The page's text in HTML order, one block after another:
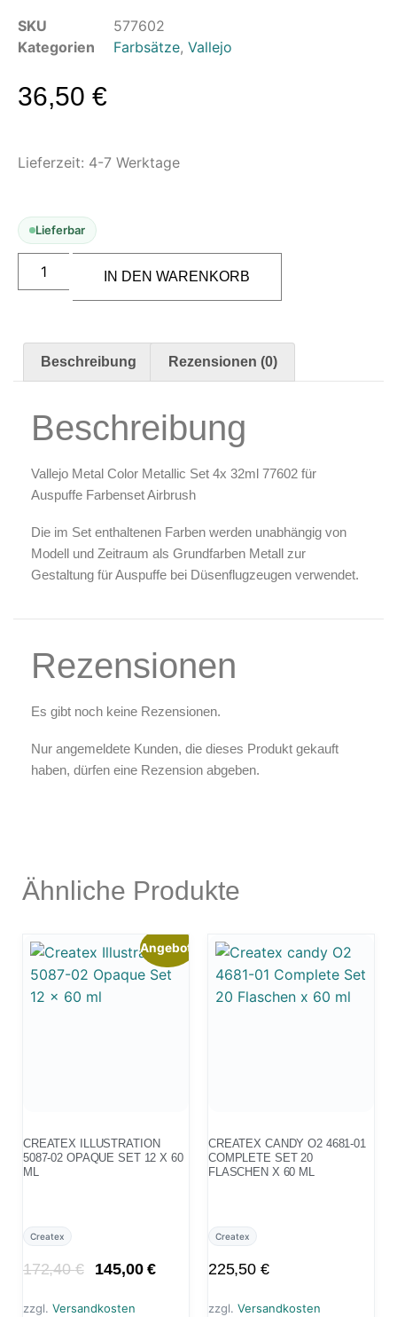
Pinsel & Stifte
Radierer & Schneidewerkzeuge
Untergründe & Papier
Bearbeitung
Spachtelmasse & Sprühspachtel
Schleif- & Poliermittel
Sandstrahlen & Spezialbehandlungen
Maskierfolien & Maskierbänder
Schablonen & Templates
Reinigung & Pflege
Airbrush-Reiniger
Luftreinigung & Filter
Zubehör & Ausstattung
Arbeitsplatz & Zubehör
Spezialliteratur & Anleitungen
X
SKU
577602
Kategorien
Farbsätze, Vallejo
36,50 €
Lieferzeit: 4-7 Werktage
Lieferbar
IN DEN WARENKORB
Beschreibung Rezensionen (0)
Beschreibung
Vallejo Metal Color Metallic Set 4x 32ml 77602 für
Auspuffe Farbenset Airbrush
Die im Set enthaltenen Farben werden unabhängig von
Modell und Zeitraum als Grundfarben Metall zur
Gestaltung für Auspuffe bei Düsenflugzeugen verwendet.
Rezensionen
Es gibt noch keine Rezensionen.
Nur angemeldete Kunden, die dieses Produkt gekauft
haben, dürfen eine Rezension abgeben.
Ähnliche Produkte
Angebot!
CREATEX ILLUSTRATION
5087-02 OPAQUE SET 12 X 60
ML
Createx
172,40€ 145,00€
zzgl. Versandkosten
CREATEX CANDY O2 4681-01
COMPLETE SET 20
FLASCHEN X 60 ML
Createx
225,50 €
zzgl. Versandkosten